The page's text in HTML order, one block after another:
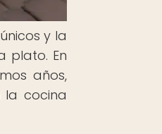
y la
plato. En
años,
la cocina